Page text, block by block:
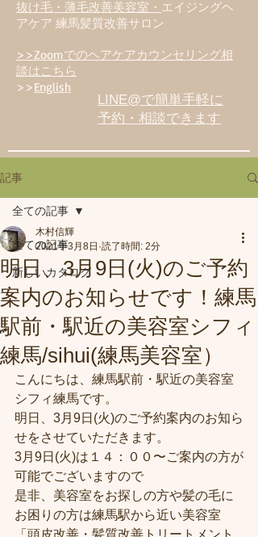
抜け毛・薄毛改善美容室・ エイジングヘ
アケア 練馬髪質改善サロン
>>Zoomでのヘアケアカウンセリング相
談はこちら
>>English
LINE@で簡単手軽に
予約・相談できます
記事
全ての記事
新しいカタログ
全ての記事
明日、3月9日(火)のご予約
案内のお知らせです！練馬
駅前・駅近の美容室シフィ
練馬/sihui(練馬美容室）
木村信輝
2021年3月8日 読了時間: 2分
こんにちは、練馬駅前・駅近の美容室
シフィ練馬です。
明日、3月9日(火)のご予約案内のお知ら
せをさせていただきます。
3月9日(火)は１４：００〜ご案内の方が
可能でございますので
是非、美容室をお探しの方や髪の毛に
お困りの方は練馬駅から近い美容室
「頭皮改善・髪質改善トリートメント